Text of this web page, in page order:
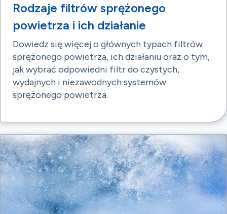
Rodzaje filtrów sprężonego
powietrza i ich działanie
Dowiedz się więcej o głównych typach filtrów
sprężonego powietrza, ich działaniu oraz o tym,
jak wybrać odpowiedni filtr do czystych,
wydajnych i niezawodnych systemów
sprężonego powietrza.